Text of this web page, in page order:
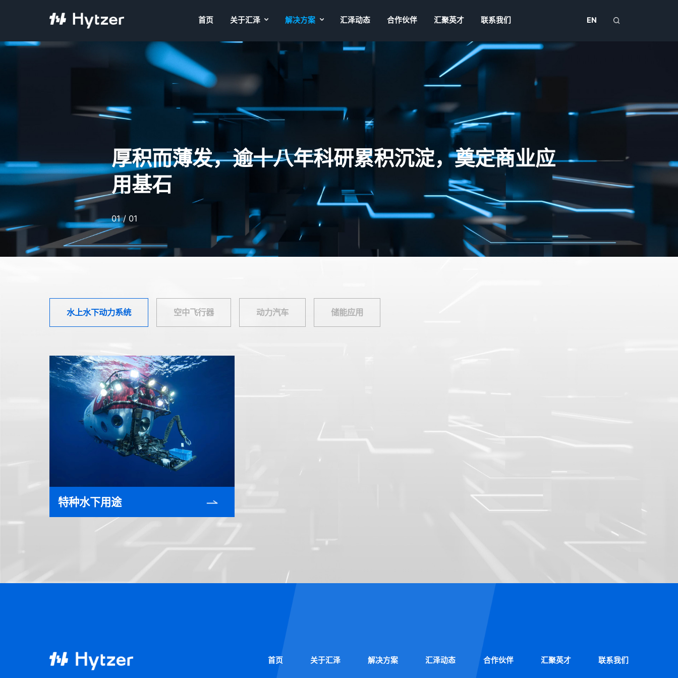
首页 关于汇泽 解决方案 汇泽动态 合作伙伴 汇聚英才 联系我们 EN
厚积而薄发，逾十八年科研累积沉淀，奠定商业应
用基石
01 / 01
水上水下动力系统 空中飞行器 动力汽车 储能应用
特种水下用途
首页 关于汇泽 解决方案 汇泽动态 合作伙伴 汇聚英才 联系我们